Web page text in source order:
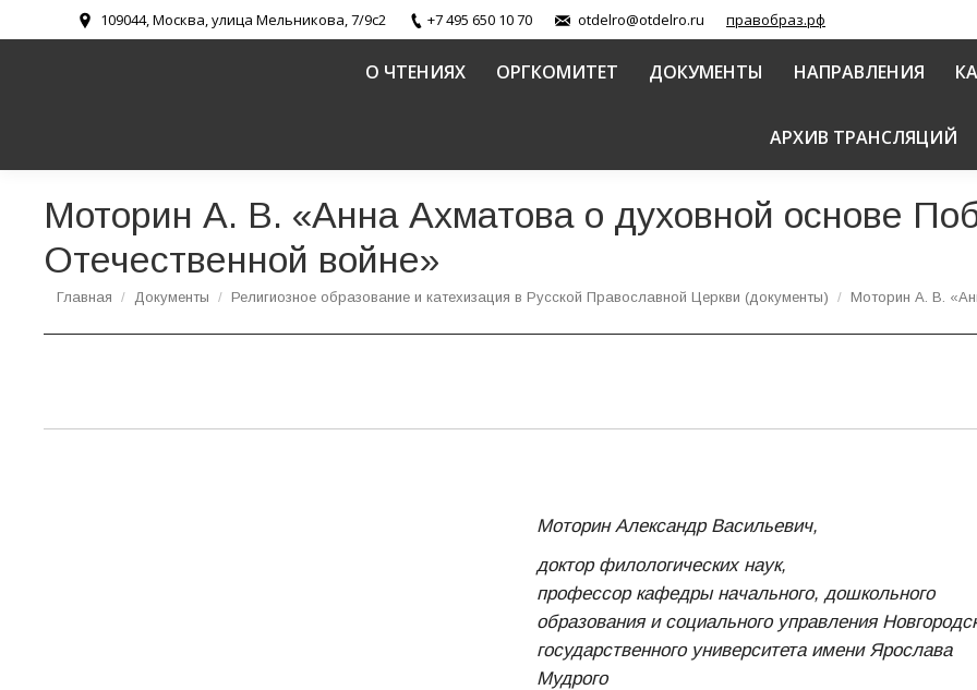
109044, Москва, улица Мельникова, 7/9с2 +7 495 650 10 70 otdelro@otdelro.ru правобраз.рф
О ЧТЕНИЯХ ОРГКОМИТЕТ ДОКУМЕНТЫ НАПРАВЛЕНИЯ
АРХИВ ТРАНСЛЯЦИЙ
Моторин А. В. «Анна Ахматова о духовной основе
Отечественной войне»
Вы здесь:
Главная Документы Религиозное образование и катехизация в Русской Православной Церкви (документы) Моторин А. В.
Моторин Александр Васильевич,
доктор филологических наук,
профессор кафедры начального, дошкольного
образования и социального управления
государственного университета имени Ярослава
Мудрого